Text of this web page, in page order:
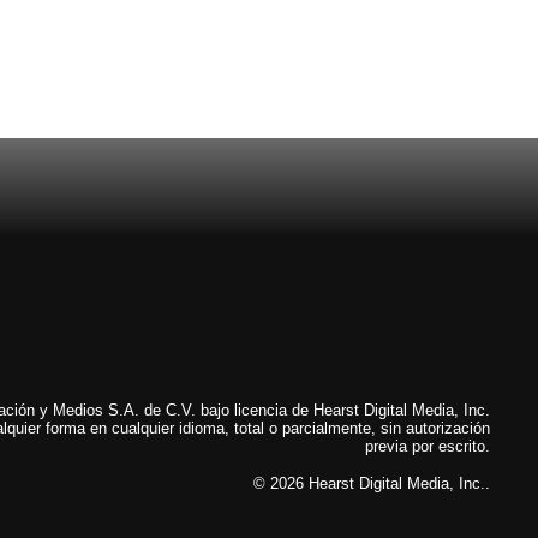
y Medios S.A. de C.V. bajo licencia de Hearst Digital Media, Inc.
forma en cualquier idioma, total o parcialmente, sin autorización
previa por escrito.
© 2026 Hearst Digital Media, Inc..